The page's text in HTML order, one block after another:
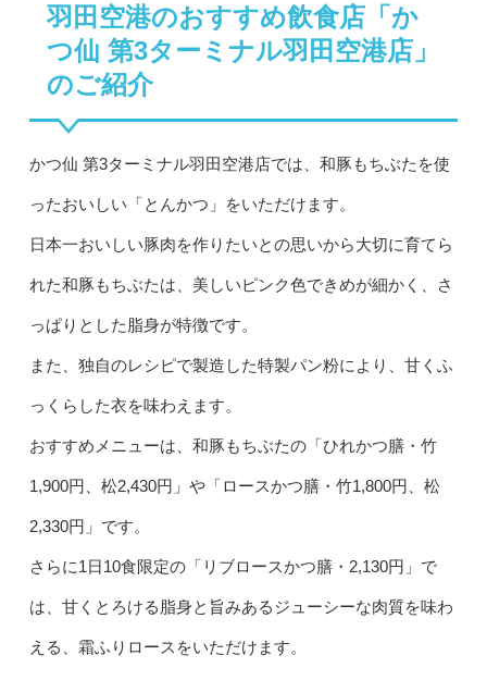
羽田空港のおすすめ飲食店「か
つ仙 第3ターミナル羽田空港店」
のご紹介
かつ仙 第3ターミナル羽田空港店では、和豚もちぶたを使
ったおいしい「とんかつ」をいただけます。
日本一おいしい豚肉を作りたいとの思いから大切に育てら
れた和豚もちぶたは、美しいピンク色できめが細かく、さ
っぱりとした脂身が特徴です。
また、独自のレシピで製造した特製パン粉により、甘くふ
っくらした衣を味わえます。
おすすめメニューは、和豚もちぶたの「ひれかつ膳・竹
1,900円、松2,430円」や「ロースかつ膳・竹1,800円、松
2,330円」です。
さらに1日10食限定の「リブロースかつ膳・2,130円」で
は、甘くとろける脂身と旨みあるジューシーな肉質を味わ
える、霜ふりロースをいただけます。